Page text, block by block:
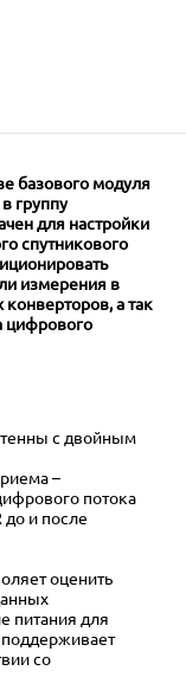
базового модуля
группу
для настройки
спутникового
измерения в
а так
цифрового
с двойным
–
потока
до и после
оценить
питания для
поддерживает
со